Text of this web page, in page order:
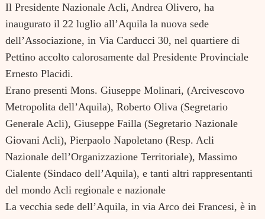
Il Presidente Nazionale Acli, Andrea Olivero, ha
inaugurato il 22 luglio all’Aquila la nuova sede
dell’Associazione, in Via Carducci 30, nel quartiere di
Pettino accolto calorosamente dal Presidente Provinciale
Ernesto Placidi.
Erano presenti Mons. Giuseppe Molinari, (Arcivescovo
Metropolita dell’Aquila), Roberto Oliva (Segretario
Generale Acli), Giuseppe Failla (Segretario Nazionale
Giovani Acli), Pierpaolo Napoletano (Resp. Acli
Nazionale dell’Organizzazione Territoriale), Massimo
Cialente (Sindaco dell’Aquila), e tanti altri rappresentanti
del mondo Acli regionale e nazionale
La vecchia sede dell’Aquila, in via Arco dei Francesi, è in